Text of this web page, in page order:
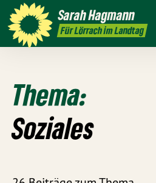
SarahHagmann
Für Lörrach im Landtag
Termine Presse
mich
Thema:
Soziales